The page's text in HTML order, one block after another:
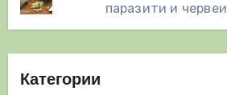
паразити и червеи
Категории